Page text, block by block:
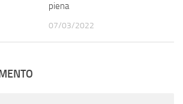
piena
07/03/2022